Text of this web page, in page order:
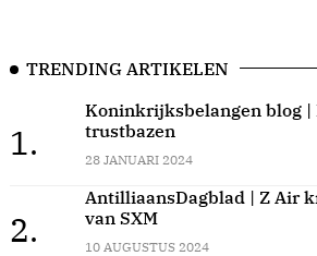
TRENDING ARTIKELEN
1.
Koninkrijksbelangen blog |
trustbazen
28 JANUARI 2024
2.
AntilliaansDagblad | Z Air
van SXM
10 AUGUSTUS 2024